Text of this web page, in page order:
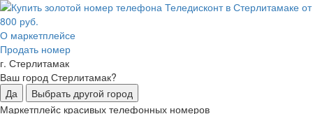
О маркетплейсе
Продать номер
г. Стерлитамак
Ваш город Стерлитамак?
Да
Выбрать другой город
Маркетплейс красивых телефонных номеров